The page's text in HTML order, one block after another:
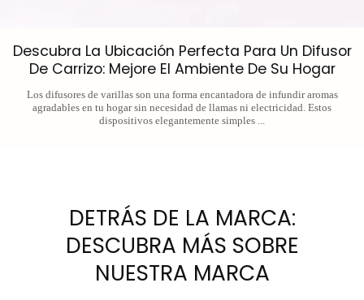
Descubra La Ubicación Perfecta Para Un Difusor
De Carrizo: Mejore El Ambiente De Su Hogar
Los difusores de varillas son una forma encantadora de infundir aromas
agradables en tu hogar sin necesidad de llamas ni electricidad. Estos
dispositivos elegantemente simples ...
DETRÁS DE LA MARCA:
DESCUBRA MÁS SOBRE
NUESTRA MARCA